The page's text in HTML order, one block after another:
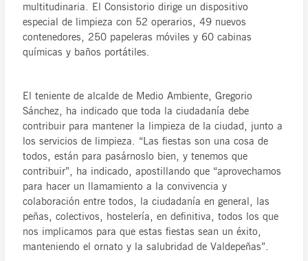
multitudinaria. El Consistorio dirige un dispositivo
especial de limpieza con 52 operarios, 49 nuevos
contenedores, 250 papeleras móviles y 60 cabinas
químicas y baños portátiles.
El teniente de alcalde de Medio Ambiente, Gregorio
Sánchez, ha indicado que toda la ciudadanía debe
contribuir para mantener la limpieza de la ciudad, junto a
los servicios de limpieza. “Las fiestas son una cosa de
todos, están para pasárnoslo bien, y tenemos que
contribuir”, ha indicado, apostillando que “aprovechamos
para hacer un llamamiento a la convivencia y
colaboración entre todos, la ciudadanía en general, las
peñas, colectivos, hostelería, en definitiva, todos los que
nos implicamos para que estas fiestas sean un éxito,
manteniendo el ornato y la salubridad de Valdepeñas”.